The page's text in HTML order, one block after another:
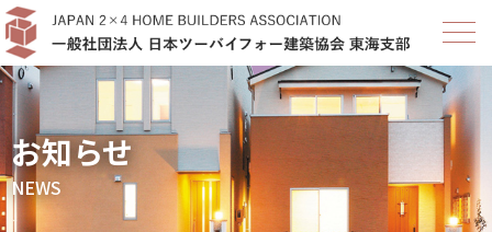
お知らせ
NEWS